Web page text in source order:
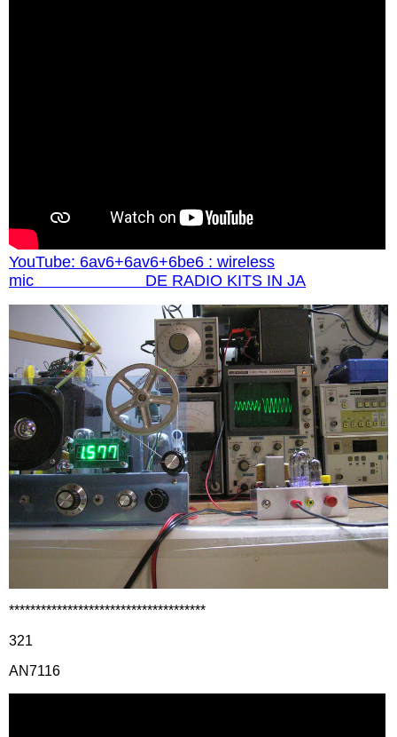
YouTube: 6av6+6av6+6be6 : wireless
mic DE RADIO KITS IN JA
*************************************
321
AN7116